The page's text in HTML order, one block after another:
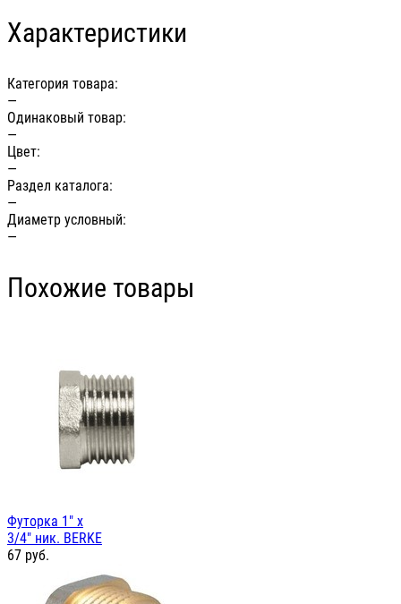
Характеристики
Категория товара:
—
Одинаковый товар:
—
Цвет:
—
Раздел каталога:
—
Диаметр условный:
—
Похожие товары
Футорка 1" х
3/4" ник. BERKE
67 руб.